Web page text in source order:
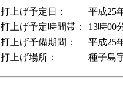
打上げ予定日：
平成25
打上げ予定時間帯：
13時00
打上げ予備期間：
平成25
打上げ場所：
種子島